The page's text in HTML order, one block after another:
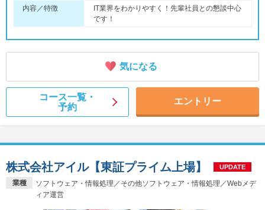
内容／特徴
IT業界をわかりやすく！先輩社員との懇談中心
です！
気になる
コース一覧・
予約
エントリー
業種
ソフトウェア・情報処理／その他ソフトウェア・情報処理／Webメデ
ィア運営
株式会社アイル【東証プライム上場】 UPDATE